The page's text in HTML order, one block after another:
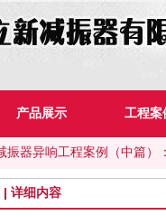
产品展示 工程案
振器异响工程案例（中篇）
详细内容